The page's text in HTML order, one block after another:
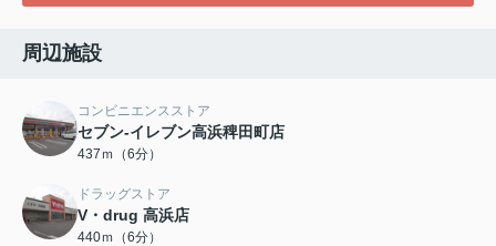
周辺施設
コンビニエンスストア
セブン-イレブン高浜稗田町店
437ｍ（6分）
ドラッグストア
V・drug 高浜店
440ｍ（6分）